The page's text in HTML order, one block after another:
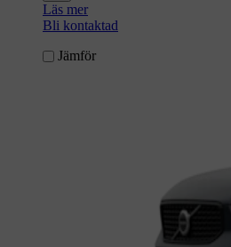
Läs mer
Bli kontaktad
Jämför